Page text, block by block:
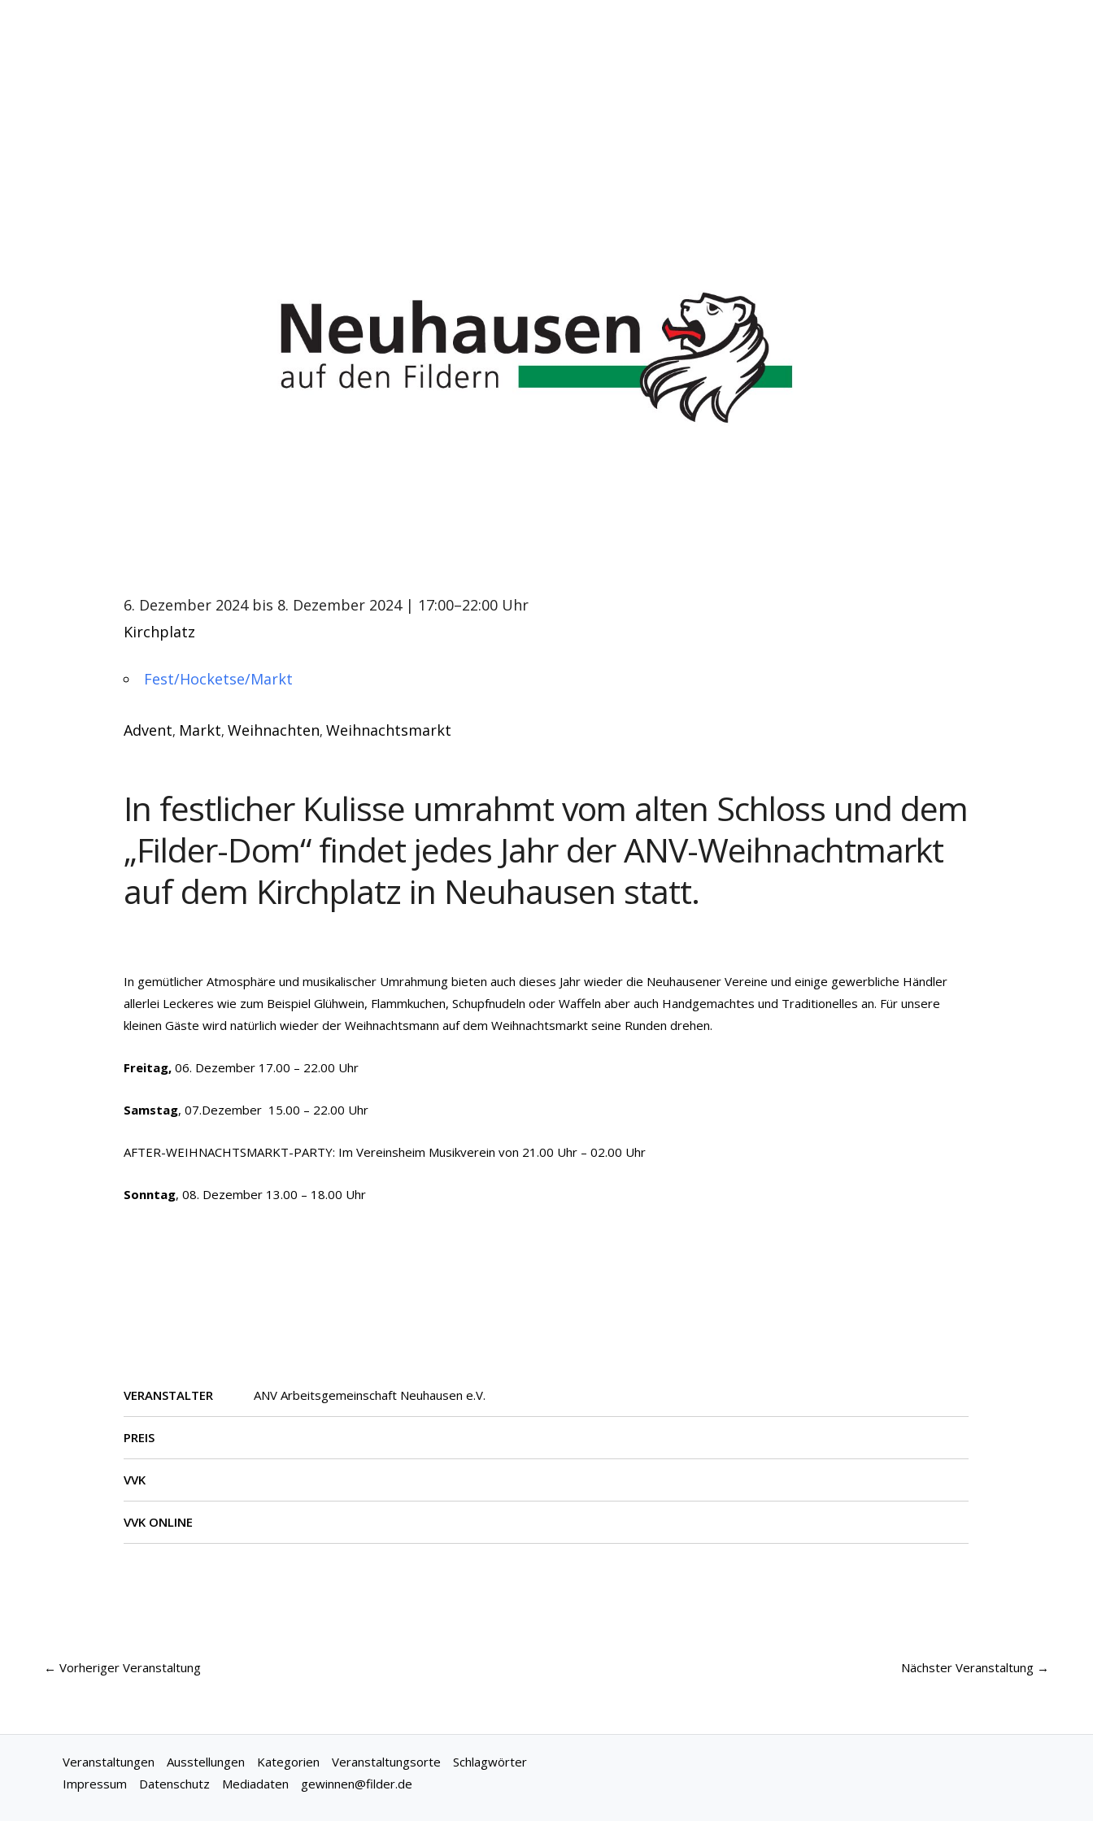
6. Dezember 2024 bis 8. Dezember 2024 | 17:00–22:00 Uhr
Kirchplatz
Fest/Hocketse/Markt
Advent, Markt,Weihnachten,Weihnachtsmarkt
In festlicher Kulisse umrahmt vom alten Schloss und dem
„Filder-Dom“ findet jedes Jahr der ANV-Weihnachtmarkt
auf dem Kirchplatz in Neuhausen statt.
In gemütlicher Atmosphäre und musikalischer Umrahmung bieten auch dieses Jahr wieder die Neuhausener Vereine und einige gewerbliche Händler
allerlei Leckeres wie zum Beispiel Glühwein, Flammkuchen, Schupfnudeln oder Waffeln aber auch Handgemachtes und Traditionelles an. Für unsere
kleinen Gäste wird natürlich wieder der Weihnachtsmann auf dem Weihnachtsmarkt seine Runden drehen.
Freitag, 06. Dezember 17.00 – 22.00 Uhr
Samstag, 07.Dezember 15.00 – 22.00 Uhr
AFTER-WEIHNACHTSMARKT-PARTY: Im Vereinsheim Musikverein von 21.00 Uhr – 02.00 Uhr
Sonntag, 08. Dezember 13.00 – 18.00 Uhr
VERANSTALTER ANV Arbeitsgemeinschaft Neuhausen e.V.
PREIS
VVK
VVK ONLINE
← Vorheriger Veranstaltung Nächster Veranstaltung →
Veranstaltungen Ausstellungen Kategorien Veranstaltungsorte
Schlagwörter
Impressum
Datenschutz Mediadaten gewinnen@filder.de